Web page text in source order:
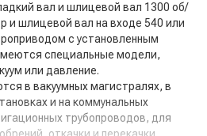
вал и шлицевой вал 1300 об/
и шлицевой вал на входе 540 или
с установленным
специальные модели,
или давление.
в вакуумных магистралях, в
и на коммунальных
трубопроводов, для